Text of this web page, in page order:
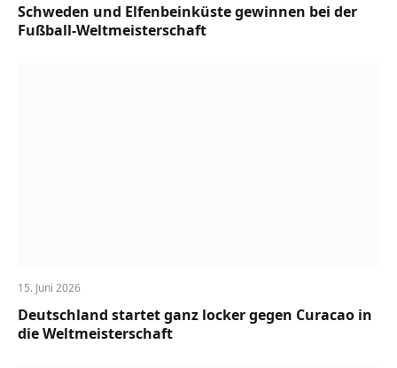
Schweden und Elfenbeinküste gewinnen bei der
Fußball-Weltmeisterschaft
15. Juni 2026
Deutschland startet ganz locker gegen Curacao in
die Weltmeisterschaft